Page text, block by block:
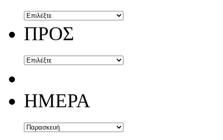
ΠΡΟΣ
ΗΜΕΡΑ